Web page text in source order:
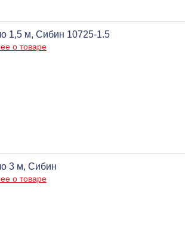
1,5 м, Сибин 10725-1.5
о товаре
3 м, Сибин
о товаре